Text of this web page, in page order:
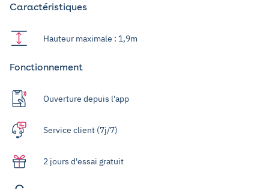
Caractéristiques
Hauteur maximale : 1,9m
Fonctionnement
Ouverture depuis l'app
Service client (7j/7)
2 jours d'essai gratuit